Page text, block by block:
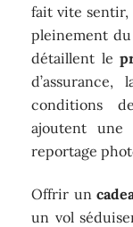
fait vite
pleinement
détaillent le
conditions
ajoutent une
reportage
Offrir un
un vol